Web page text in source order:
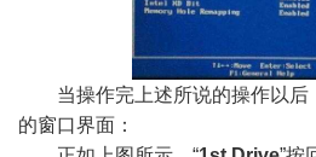
当操作完上述所说的操作以后
的窗口界面：